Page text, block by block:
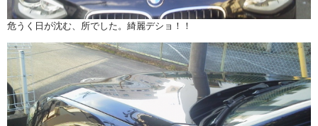
危うく日が沈む、所でした。綺麗デショ！！